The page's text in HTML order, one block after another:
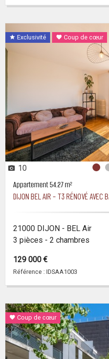
Exclusivité Coup de cœur
10
Appartement 54.27 m²
DIJON BEL AIR – T3 RÉNOVÉ AVEC
21000 DIJON - BEL Air
3 pièces - 2 chambres
129 000 €
Référence : IDSAA1003
Coup de cœur